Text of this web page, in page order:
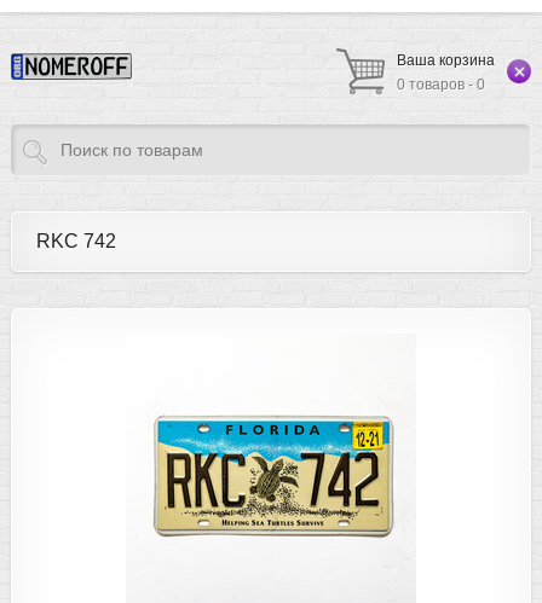
Ваша корзина
0 товаров - 0
RKC 742